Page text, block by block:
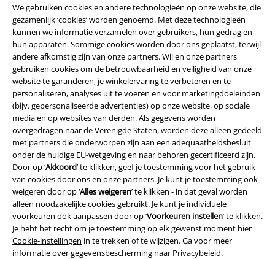
We gebruiken cookies en andere technologieën op onze website, die
gezamenlijk ‘cookies’ worden genoemd. Met deze technologieën
kunnen we informatie verzamelen over gebruikers, hun gedrag en
hun apparaten. Sommige cookies worden door ons geplaatst, terwijl
andere afkomstig zijn van onze partners. Wij en onze partners
gebruiken cookies om de betrouwbaarheid en veiligheid van onze
website te garanderen, je winkelervaring te verbeteren en te
personaliseren, analyses uit te voeren en voor marketingdoeleinden
(bijv. gepersonaliseerde advertenties) op onze website, op sociale
media en op websites van derden. Als gegevens worden
overgedragen naar de Verenigde Staten, worden deze alleen gedeeld
met partners die onderworpen zijn aan een adequaatheidsbesluit
onder de huidige EU-wetgeving en naar behoren gecertificeerd zijn.
Door op ‘Akkoord’ te klikken, geef je toestemming voor het gebruik
van cookies door ons en onze partners. Je kunt je toestemming ook
weigeren door op ‘Alles weigeren’ te klikken - in dat geval worden
alleen noodzakelijke cookies gebruikt. Je kunt je individuele
voorkeuren ook aanpassen door op ‘Voorkeuren instellen’ te klikken.
Je hebt het recht om je toestemming op elk gewenst moment hier
Cookie-instellingen in te trekken of te wijzigen. Ga voor meer
informatie over gegevensbescherming naar Privacybeleid.
large app
Download gratis de nieuwe large app en profiteer van alle nieuwe
functies en voordelen!
A Warner Music Group Company
Beveiliging